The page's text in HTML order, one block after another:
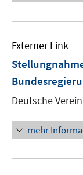
Externer Link
Deutsche
mehr